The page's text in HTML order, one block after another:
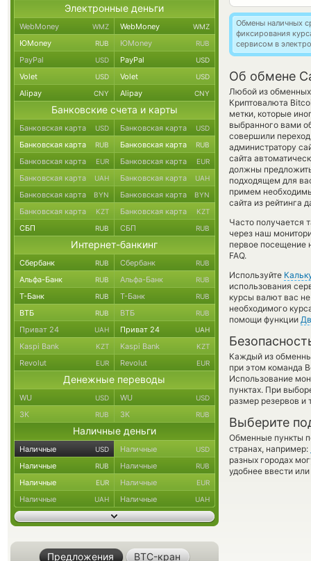
Обмены наличных
фиксирования
сервисом в
Об обмене
Любой из обменных
Криптовалюта
метки, которые
выбранного вами
совершили
администратору
сайта
должны
подходящем для
примем
сайта из рейтинга
Часто получается
через наш
первое посещение
FAQ.
Используйте
использования
курсы валют вас
необходимого
помощи функции
Каждый из
при этом команда
Использование
пунктах. При
размер резервов и
Выберите
Обменные пункты
странах, например:
разных городах
удобнее ввести
Электронные деньги
WebMoney WMZ WebMoney WMZ
ЮMoney RUB ЮMoney RUB
PayPal USD PayPal USD
Volet USD Volet USD
Alipay CNY Alipay CNY
Банковские счета и карты
Банковская карта USD Банковская карта USD
Банковская карта RUB Банковская карта RUB
Банковская карта EUR Банковская карта EUR
Банковская карта UAH Банковская карта UAH
Банковская карта BYN Банковская карта BYN
Банковская карта KZT Банковская карта KZT
СБП RUB СБП RUB
Интернет-банкинг
Сбербанк RUB Сбербанк RUB
Альфа-Банк RUB Альфа-Банк RUB
Т-Банк RUB Т-Банк RUB
ВТБ RUB ВТБ RUB
Приват 24 UAH Приват 24 UAH
Kaspi Bank KZT Kaspi Bank KZT
Revolut EUR Revolut EUR
Денежные переводы
WU USD WU USD
ЗК RUB ЗК RUB
Наличные деньги
Наличные USD Наличные USD
Наличные RUB Наличные RUB
Наличные EUR Наличные EUR
Наличные UAH Наличные UAH
Предложения BTC-кран